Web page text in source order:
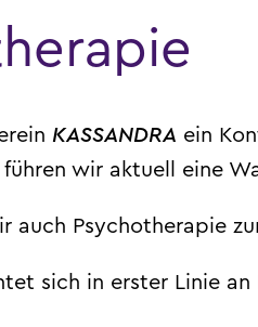
KASSANDRA ein
wir aktuell eine
auch Psychotherapie
sich in erster Linie